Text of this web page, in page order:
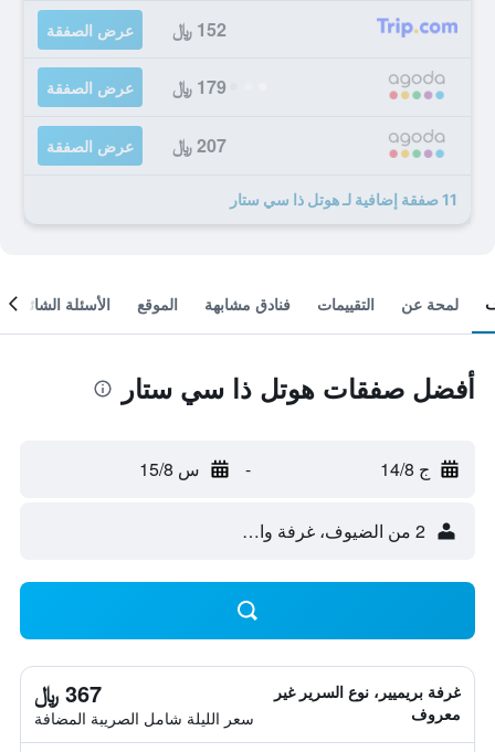
152 ﷼ عرض الصفقة
179 ﷼ عرض الصفقة
207 ﷼ عرض الصفقة
11 صفقة إضافية لـ هوتل ذا سي ستار
لمحة عن التقييمات فنادق مشابهة الموقع الأسئلة الشائعة
أفضل صفقات هوتل ذا سي ستار
ج 14/8 - س 15/8
2 من الضيوف، غرفة واحدة
غرفة بريميير، نوع السرير غير
معروف
367 ﷼
سعر الليلة شامل الصريبة المضافة